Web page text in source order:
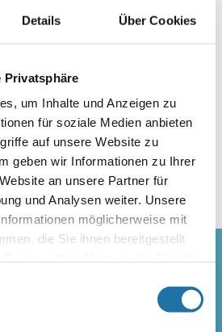
Details Über Cookies
Privatsphäre
um Inhalte und Anzeigen zu
für soziale Medien anbieten
auf unsere Website zu
geben wir Informationen zu Ihrer
an unsere Partner für
und Analysen weiter. Unsere
möglicherweise mit
die Sie ihnen bereitgestellt
Qualität
eine absolute Top-Qualität.
noch mehr Sauna